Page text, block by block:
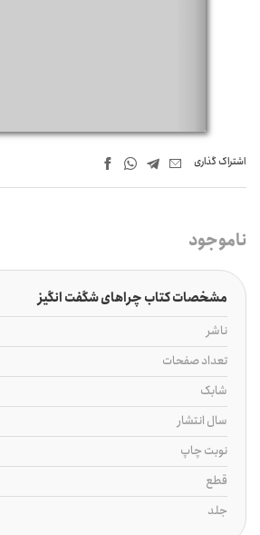
اشتراک‌ گذاری
ناموجود
مشخصات کتاب چراهای شگفت انگیز
ناشر
تعداد صفحات
شابک
سال انتشار
نوبت چاپ
قطع
جلد